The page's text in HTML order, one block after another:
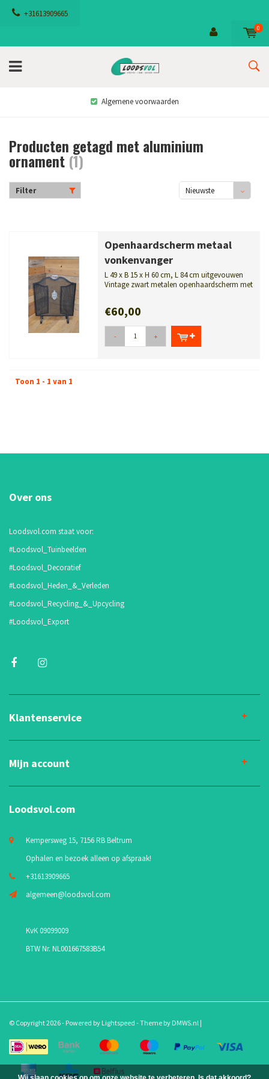
+31613909665
0
Algemene voorwaarden
Producten getagd met aluminium
ornament (1)
Filter
Nieuwste
Openhaardscherm metaal
vonkenvanger
L 49 x B 15 x H 60 cm, L 84 cm uitgevouwen
Vintage zwart metalen openhaardscherm met
€60,00
- +
Toon 1 - 1 van 1
Over ons
Loodsvol.com staat voor:
#Loodsvol_Tuinbeelden
#Loodsvol_Decoratief
#Loodsvol_Heden_&_Verleden
#Loodsvol_Recycling_&_Upcycling
#Loodsvol_Export
Klantenservice
Mijn account
Loodsvol.com
Kempersweg 15, 7156 RB Beltrum
Ophalen en bezoek alleen op afspraak!
+31613909665
algemeen@loodsvol.com
KvK 09099009
BTW Nr. NL001667583B54
© Copyright 2026 - Powered by Lightspeed - Theme by DMWS.nl |